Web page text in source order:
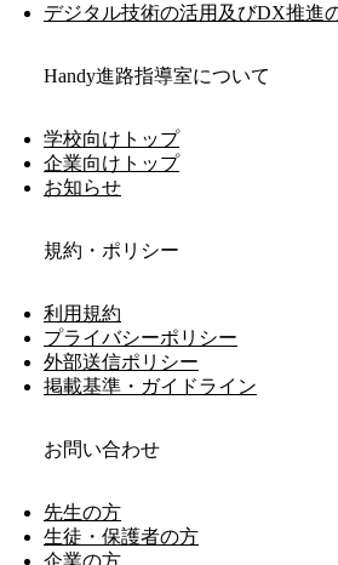
デジタル技術の活用及びDX推進
Handy進路指導室について
学校向けトップ
企業向けトップ
お知らせ
規約・ポリシー
利用規約
プライバシーポリシー
外部送信ポリシー
掲載基準・ガイドライン
お問い合わせ
先生の方
生徒・保護者の方
企業の方